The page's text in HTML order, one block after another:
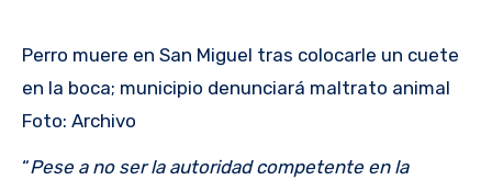
Perro muere en San Miguel tras colocarle un cuete
en la boca; municipio denunciará maltrato animal
Foto: Archivo
“Pese a no ser la autoridad competente en la